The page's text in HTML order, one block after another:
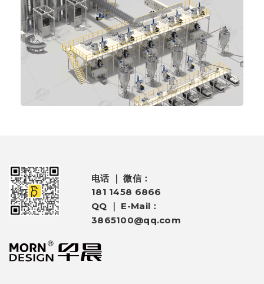
电话 ｜ 微信：
181 1458 6866
QQ ｜ E-Mail：
3865100@qq.com